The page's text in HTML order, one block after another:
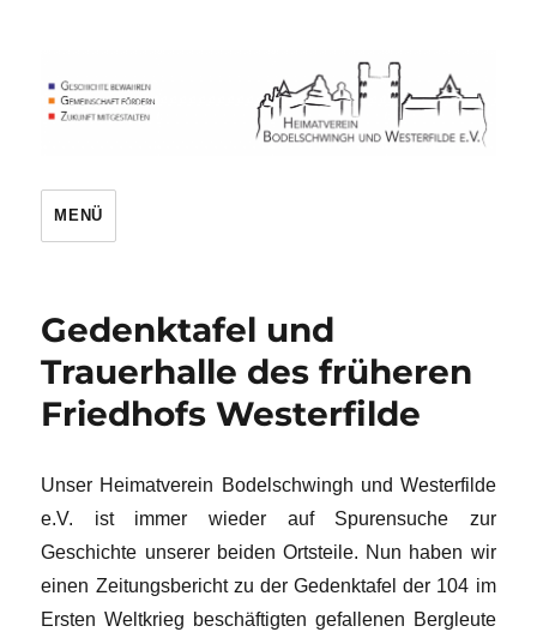
MENÜ
Gedenktafel und
Trauerhalle des früheren
Friedhofs Westerfilde
Unser Heimatverein Bodelschwingh und Westerfilde
e.V. ist immer wieder auf Spurensuche zur
Geschichte unserer beiden Ortsteile. Nun haben wir
einen Zeitungsbericht zu der Gedenktafel der 104 im
Ersten Weltkrieg beschäftigten gefallenen Bergleute